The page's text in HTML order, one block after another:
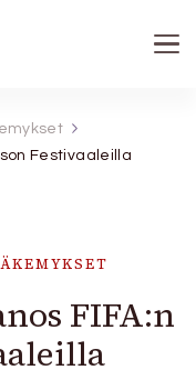
Festivaaleilla
FIFA:n